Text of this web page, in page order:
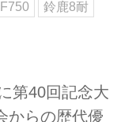
鈴鹿8耐
第40回記念大
からの歴代優